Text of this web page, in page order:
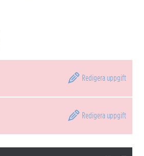
Redigera uppgift
Redigera uppgift